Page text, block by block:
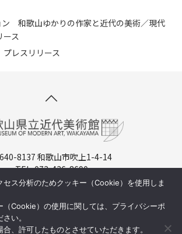
ン 和歌山ゆかりの作家と近代の美術／現代
ス
レスリリース
8137 和歌山市吹上1-4-14
TEL. 073-436-8690
：9:30-17:00（入場は16:30まで）
周辺マップ／交通アクセス
セス分析のためクッキー（Cookie）を使用しま
（Cookie）の使用に関しては、プライバシーポ
い。
、許可したものとさせていただきます。